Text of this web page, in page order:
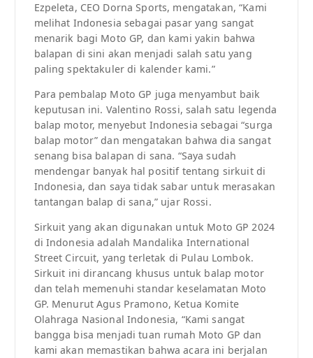
Ezpeleta, CEO Dorna Sports, mengatakan, “Kami
melihat Indonesia sebagai pasar yang sangat
menarik bagi Moto GP, dan kami yakin bahwa
balapan di sini akan menjadi salah satu yang
paling spektakuler di kalender kami.”
Para pembalap Moto GP juga menyambut baik
keputusan ini. Valentino Rossi, salah satu legenda
balap motor, menyebut Indonesia sebagai “surga
balap motor” dan mengatakan bahwa dia sangat
senang bisa balapan di sana. “Saya sudah
mendengar banyak hal positif tentang sirkuit di
Indonesia, dan saya tidak sabar untuk merasakan
tantangan balap di sana,” ujar Rossi.
Sirkuit yang akan digunakan untuk Moto GP 2024
di Indonesia adalah Mandalika International
Street Circuit, yang terletak di Pulau Lombok.
Sirkuit ini dirancang khusus untuk balap motor
dan telah memenuhi standar keselamatan Moto
GP. Menurut Agus Pramono, Ketua Komite
Olahraga Nasional Indonesia, “Kami sangat
bangga bisa menjadi tuan rumah Moto GP dan
kami akan memastikan bahwa acara ini berjalan